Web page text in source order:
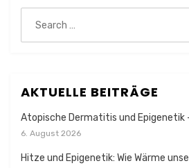
for:
AKTUELLE BEITRÄGE
Atopische Dermatitis und Epigenetik
6. August 2026
Hitze und Epigenetik: Wie Wärme